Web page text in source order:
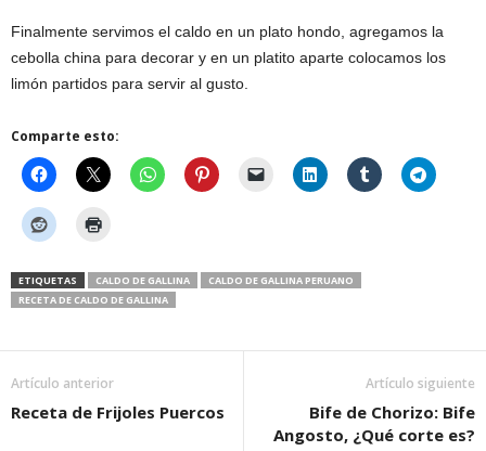
Finalmente servimos el caldo en un plato hondo, agregamos la
cebolla china para decorar y en un platito aparte colocamos los
limón partidos para servir al gusto.
Comparte esto:
ETIQUETAS CALDO DE GALLINA
CALDO DE GALLINA PERUANO
RECETA DE CALDO DE GALLINA
Artículo anterior
Receta de Frijoles Puercos
Artículo siguiente
Bife de Chorizo: Bife
Angosto, ¿Qué corte es?